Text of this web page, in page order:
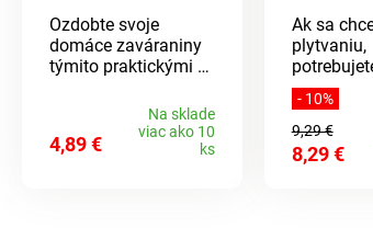
alebo písací stôl
Odolná proti oderu a
rozbitiu
nezávadný materiál
Ozdobte svoje
domáce zaváraniny
týmito praktickými aj
samolepiacich
štítkov je uložených
4,89 €
Na sklade
viac ako 10
ks
Ak sa
plytvaniu,
na vajíčka:
nákupe
vajec, pri
alebo
rozdávaní
- 10%
9,29 €
8,29 €